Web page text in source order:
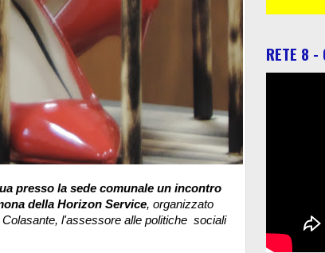
presso la sede comunale un incontro
della Horizon Service, organizzato
l'assessore alle politiche sociali
RETE 8 -